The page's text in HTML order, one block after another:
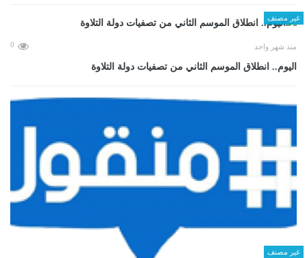
غير مصنف
منذ شهر واحد 0
اليوم.. انطلاق الموسم الثاني من تصفيات دولة التلاوة
غير مصنف